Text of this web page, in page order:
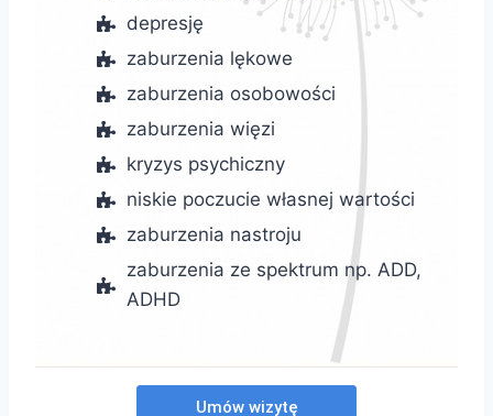
depresję
zaburzenia lękowe
zaburzenia osobowości
zaburzenia więzi
kryzys psychiczny
niskie poczucie własnej wartości
zaburzenia nastroju
zaburzenia ze spektrum np. ADD,
ADHD